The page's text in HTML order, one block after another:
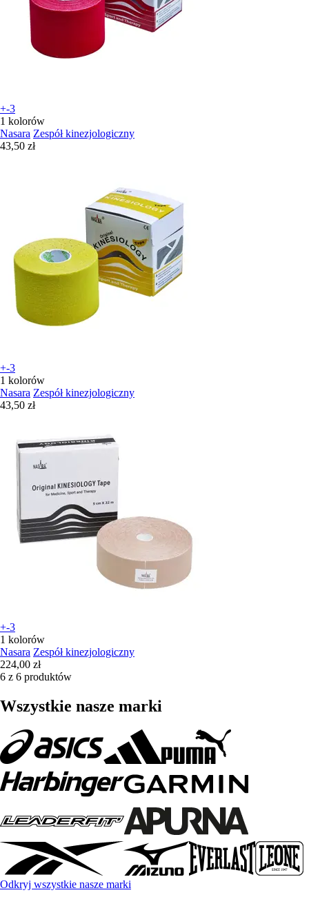
+-3
1 kolorów
Nasara Zespół kinezjologiczny
43,50 zł
+-3
1 kolorów
Nasara Zespół kinezjologiczny
43,50 zł
+-3
1 kolorów
Nasara Zespół kinezjologiczny
224,00 zł
6 z 6 produktów
Wszystkie nasze marki
Odkryj wszystkie nasze marki